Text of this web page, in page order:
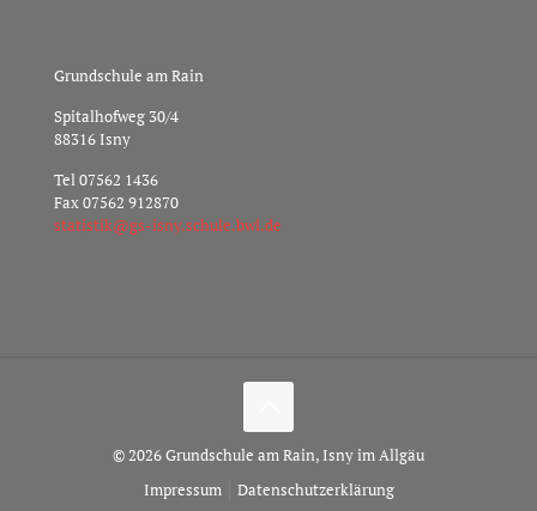
Grundschule am Rain
Spitalhofweg 30/4
88316 Isny
Tel07562 1436
Fax 07562 912870
ed.lw
b.elu
hcs.y
nsi-s
g@kit
sitat
s
© 2026 Grundschule am Rain, Isny im Allgäu
Impressum
Datenschutzerklärung